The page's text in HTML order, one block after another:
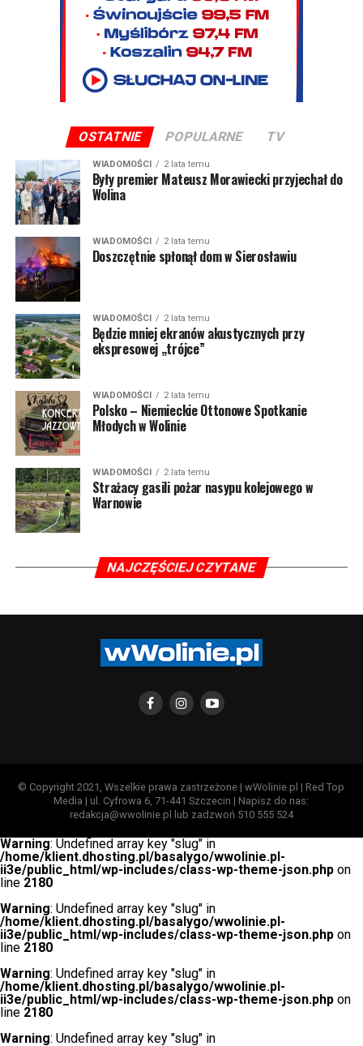
OSTATNIE POPULARNE TV
WIADOMOŚCI 2 lata temu
Były premier Mateusz Morawiecki przyjechał do
Wolina
WIADOMOŚCI 2 lata temu
Doszczętnie spłonął dom w Sierosławiu
WIADOMOŚCI 2 lata temu
Będzie mniej ekranów akustycznych przy
ekspresowej „trójce”
WIADOMOŚCI 2 lata temu
Polsko – Niemieckie Ottonowe Spotkanie
Młodych w Wolinie
WIADOMOŚCI 2 lata temu
Strażacy gasili pożar nasypu kolejowego w
Warnowie
NAJCZĘŚCIEJ CZYTANE
© Copyright 2021, Wszelkie prawa zastrzeżone | wWolinie.pl | Red Top
Media | ul. Cyfrowa 6, 71-441 Szczecin | Napisz do nas:
redakcja@wwolinie.pl lub zadzwoń 510 555 524
Warning: Undefined array key "slug" in
/home/klient.dhosting.pl/basalygo/wwolinie.pl-
ii3e/public_html/wp-includes/class-wp-theme-json.php on
line 2180
Warning: Undefined array key "slug" in
/home/klient.dhosting.pl/basalygo/wwolinie.pl-
ii3e/public_html/wp-includes/class-wp-theme-json.php on
line 2180
Warning: Undefined array key "slug" in
/home/klient.dhosting.pl/basalygo/wwolinie.pl-
ii3e/public_html/wp-includes/class-wp-theme-json.php on
line 2180
Warning: Undefined array key "slug" in